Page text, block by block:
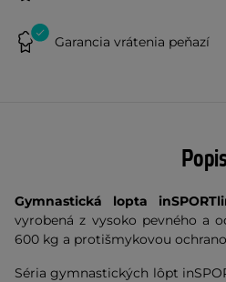
Garancia vrátenia peňazí
Popis
Gymnastická lopta
vyrobená z vysoko pevného a
600 kg a protišmykovou
Séria gymnastických lôpt